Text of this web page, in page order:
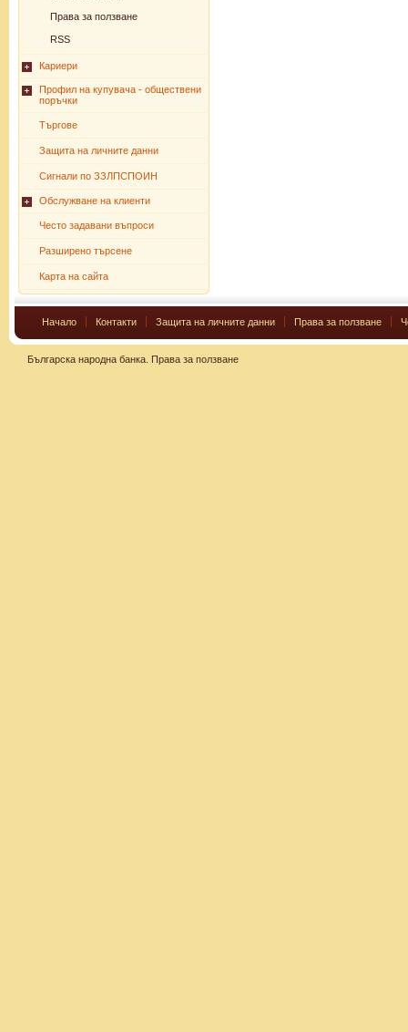
Права за ползване
RSS
Кариери
Профил на купувача - обществени
поръчки
Търгове
Защита на личните данни
Сигнали по ЗЗЛПСПОИН
Обслужване на клиенти
Често задавани въпроси
Разширено търсене
Карта на сайта
Начало Контакти Защита на личните данни Права за ползване
Българска народна банка. Права за ползване